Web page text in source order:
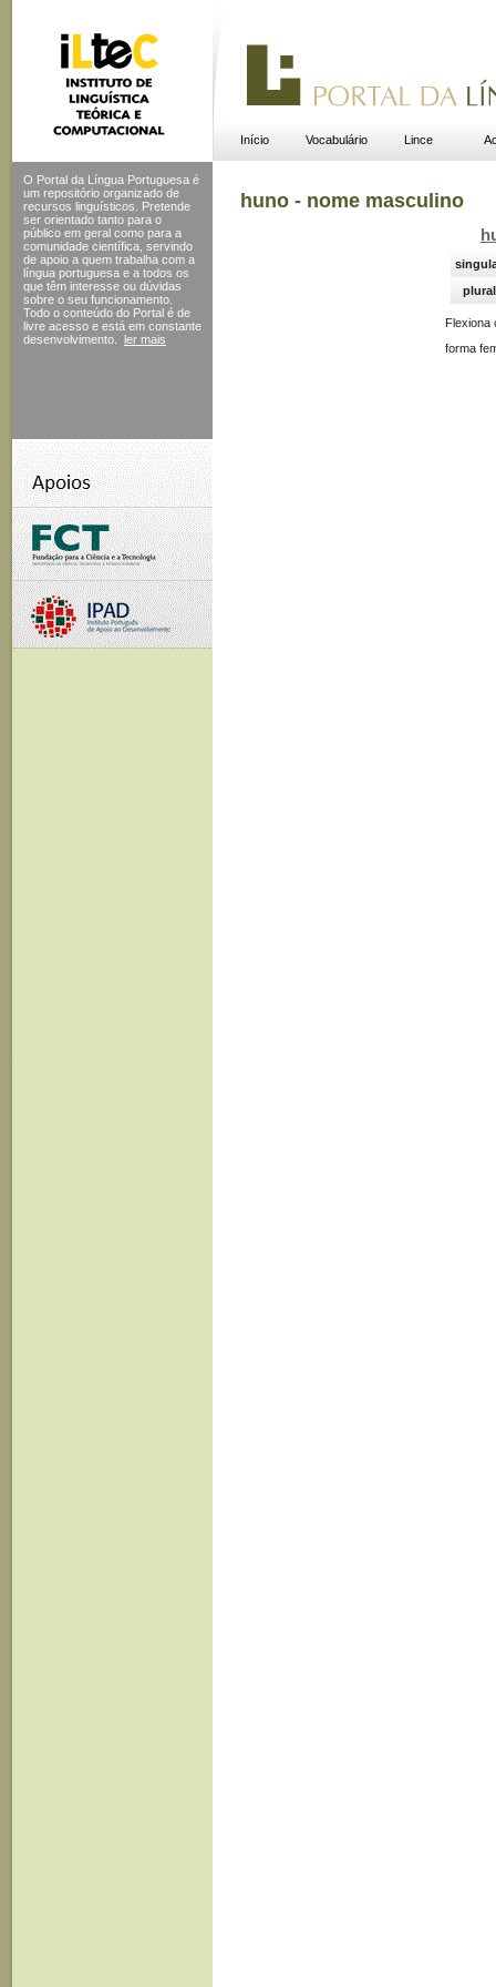
Início Vocabulário Lince
O Portal da Língua Portuguesa é
um repositório organizado de
recursos linguísticos. Pretende
ser orientado tanto para o
público em geral como para a
comunidade científica, servindo
de apoio a quem trabalha com a
língua portuguesa e a todos os
que têm interesse ou dúvidas
sobre o seu funcionamento.
Todo o conteúdo do Portal é de
livre acesso e está em constante
desenvolvimento.
ler mais
huno - nome masculino
plural
Flexiona
forma